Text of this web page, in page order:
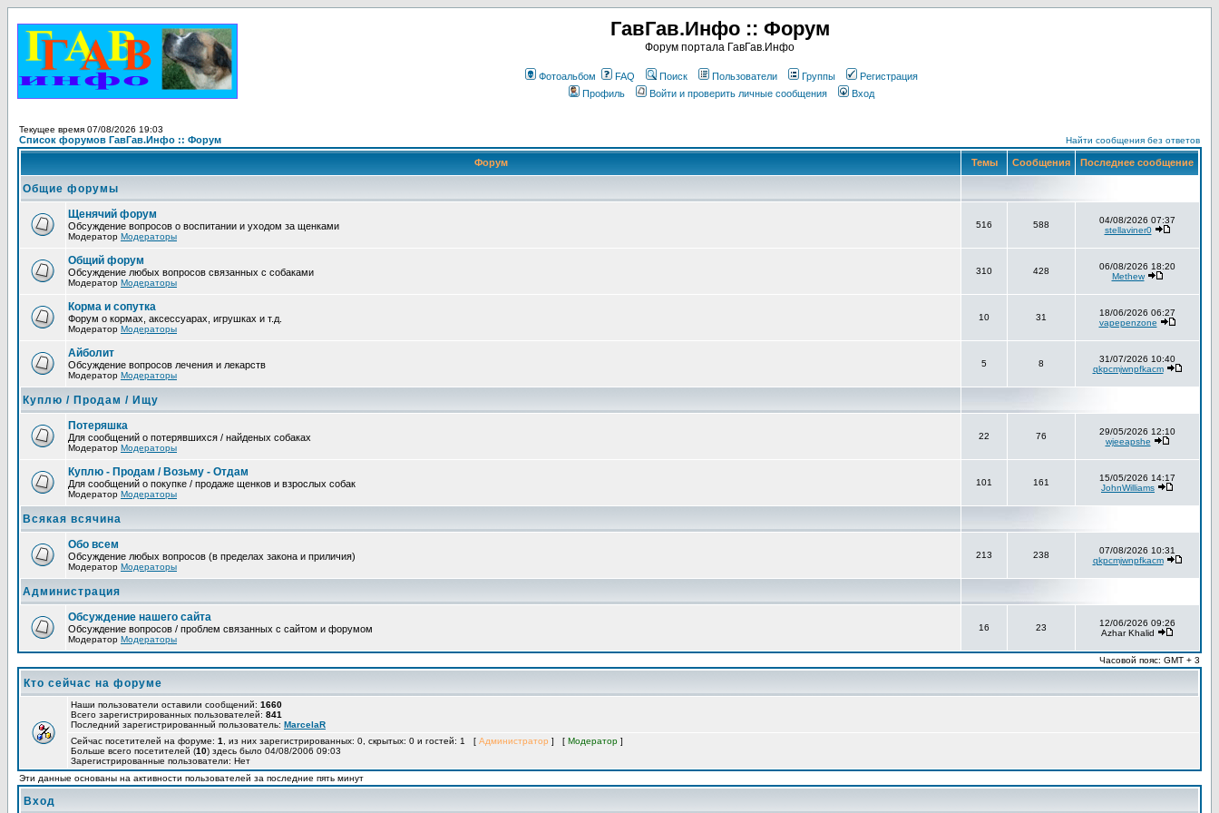
ГавГав.Инфо :: Форум
Форум портала ГавГав.Инфо
Фотоальбом FAQ Поиск Пользователи Группы
Регистрация
Профиль
Войти и проверить личные сообщения Вход
Текущее время 07/08/2026 19:03
Список форумов ГавГав.Инфо :: Форум Найти сообщения без ответов
Форум Темы Сообщения Последнее сообщение
Общие форумы
Щенячий форум
Обсуждение вопросов о воспитании и уходом за щенками
Модератор Модераторы
516 588
04/08/2026 07:37
stellaviner0
Общий форум
Обсуждение любых вопросов связанных с собаками
Модератор Модераторы
310 428
06/08/2026 18:20
Methew
Корма и сопутка
Форум о кормах, аксессуарах, игрушках и т.д.
Модератор Модераторы
10 31
18/06/2026 06:27
vapepenzone
Айболит
Обсуждение вопросов лечения и лекарств
Модератор Модераторы
5 8
31/07/2026 10:40
qkpcmjwnpfkacm
Куплю / Продам / Ищу
Потеряшка
Для сообщений о потерявшихся / найденых собаках
Модератор Модераторы
22 76
29/05/2026 12:10
wjeeapshe
Куплю - Продам / Возьму - Отдам
Для сообщений о покупке / продаже щенков и взрослых собак
Модератор Модераторы
101 161
15/05/2026 14:17
JohnWilliams
Всякая всячина
Обо всем
Обсуждение любых вопросов (в пределах закона и приличия)
Модератор Модераторы
213 238
07/08/2026 10:31
qkpcmjwnpfkacm
Администрация
Обсуждение нашего сайта
Обсуждение вопросов / проблем связанных с сайтом и форумом
Модератор Модераторы
16 23
12/06/2026 09:26
Azhar Khalid
Часовой пояс: GMT + 3
Кто сейчас на форуме
Наши пользователи оставили сообщений: 1660
Всего зарегистрированных пользователей: 841
Последний зарегистрированный пользователь: MarcelaR
Сейчас посетителей на форуме: 1 , из них зарегистрированных: 0, скрытых: 0 и гостей: 1 [ Администратор ] [ Модератор ]
Больше всего посетителей (10) здесь было 04/08/2006 09:03
Зарегистрированные пользователи: Нет
Эти данные основаны на активности пользователей за последние пять минут
Вход